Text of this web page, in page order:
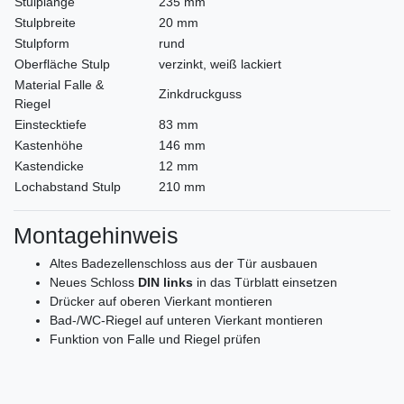
Stulpbreite
20 mm
Stulpform
rund
Oberfläche Stulp
verzinkt, weiß lackiert
Material Falle &
Riegel
Zinkdruckguss
Einstecktiefe
83 mm
Kastenhöhe
146 mm
Kastendicke
12 mm
Lochabstand Stulp
210 mm
Montagehinweis
Altes Badezellenschloss aus der Tür ausbauen
Neues Schloss DIN links in das Türblatt einsetzen
Drücker auf oberen Vierkant montieren
Bad-/WC-Riegel auf unteren Vierkant montieren
Funktion von Falle und Riegel prüfen